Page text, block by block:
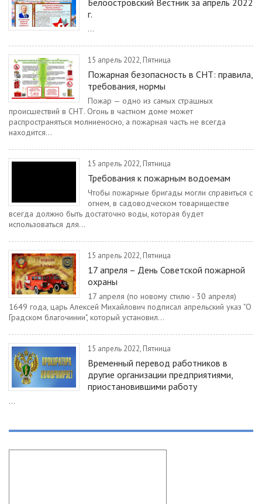
г.
...
15 апрель 2022, Пятница
Пожарная безопасность в СНТ: правила,
требования, нормы
Пожар — одно из самых страшных
происшествий в СНТ. Огонь в частном доме может
распространяться молниеносно, а пожарная часть не всегда
находится...
15 апрель 2022, Пятница
Требования к пожарным водоемам
Чтобы пожарные бригады могли справиться с
огнем, в садоводческом товариществе
всегда должно быть достаточно воды, которая будет
использоваться для...
15 апрель 2022, Пятница
17 апреля – День Советской пожарной
охраны
17 апреля (по новому стилю - 30 апреля)
1649 года, царь Алексей Михайлович подписал апрельский указ "О
Градском благочинии", который установил...
15 апрель 2022, Пятница
Временный перевод работников в
другие организации предприятиями,
приостановившими работу
...